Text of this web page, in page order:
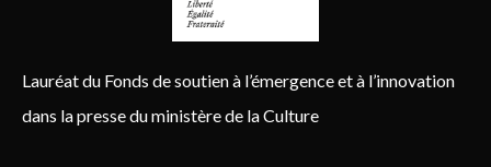
Lauréat du Fonds de soutien à l’émergence et à l’innovation
dans la presse du ministère de la Culture